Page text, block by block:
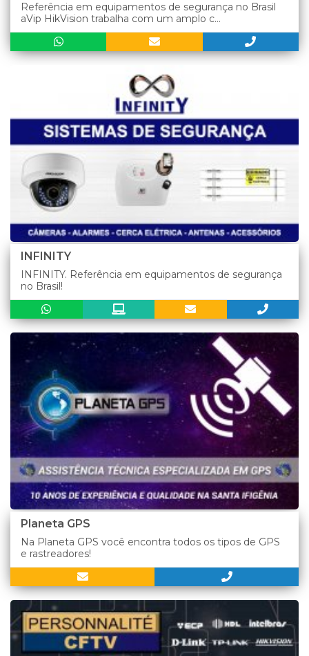
Referência em equipamentos de segurança no Brasil
aVip HikVision trabalha com um amplo c...
INFINITY
INFINITY. Referência em equipamentos de segurança
no Brasil!
Planeta GPS
Na Planeta GPS você encontra todos os tipos de GPS
e rastreadores!